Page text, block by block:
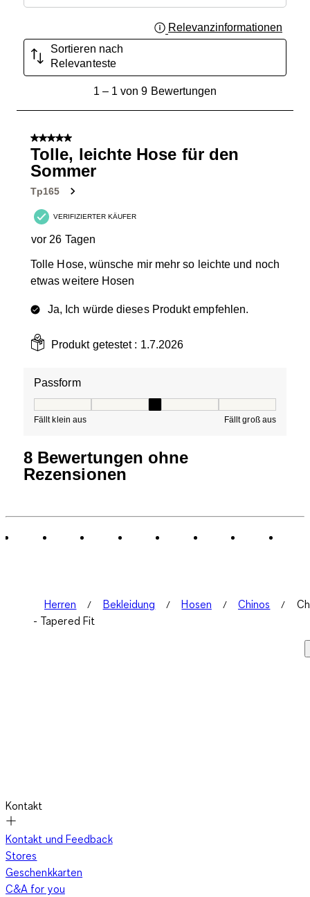
Relevanzinformationen
Sortieren nach
Relevanteste
von
Bewertungen.
1– 1 von 9 Bewertungen
5 von 5 Sternen.
Tolle, leichte Hose für den
Sommer
Tp165
VERIFIZIERTER KÄUFER
vor 26 Tagen
Tolle Hose, wünsche mir mehr so leichte und noch
etwas weitere Hosen
Ja, Ich würde dieses Produkt empfehlen.
Produkt getestet : 1.7.2026
Passform
Fällt klein aus Fällt groß aus
8 Bewertungen ohne
Rezensionen
Herren Bekleidung Hosen Chinos
- Tapered Fit
Kontakt
Kontakt und Feedback
Stores
Geschenkkarten
C&A for you